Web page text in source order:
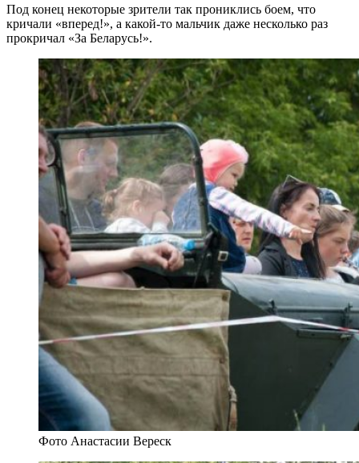
Под конец некоторые зрители так прониклись боем, что
кричали «вперед!», а какой-то мальчик даже несколько раз
прокричал «За Беларусь!».
Фото Анастасии Вереск